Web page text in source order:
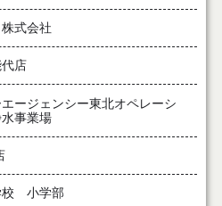
式会社
店
ージェンシー東北オペレーシ
事業場
校 小学部